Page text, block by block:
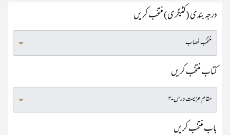
درجہ بندی (کٹیگری) منتخب کریں
کتاب منتخب کریں
باب منتخب کریں